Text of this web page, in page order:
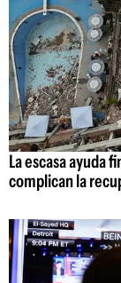
La escasa ayuda
complican la